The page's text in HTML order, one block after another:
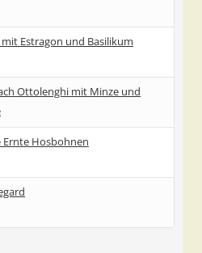
Estragon und Basilikum
Ottolenghi mit Minze und
Ernte Hosbohnen